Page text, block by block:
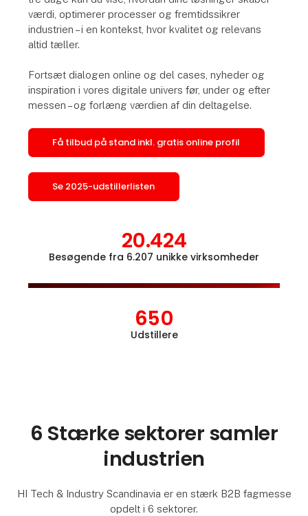
værdi, optimerer processer og fremtidssikrer
industrien – i en kontekst, hvor kvalitet og relevans
altid tæller.
Fortsæt dialogen online og del cases, nyheder og
inspiration i vores digitale univers før, under og efter
messen – og forlæng værdien af din deltagelse.
Få tilbud på stand inkl. gratis online profil
Se 2025-udstillerlisten
20.424
Besøgende fra 6.207 unikke virksomheder
650
Udstillere
6 Stærke sektorer samler
industrien
HI Tech & Industry Scandinavia er en stærk B2B fagmesse
opdelt i 6 sektorer.